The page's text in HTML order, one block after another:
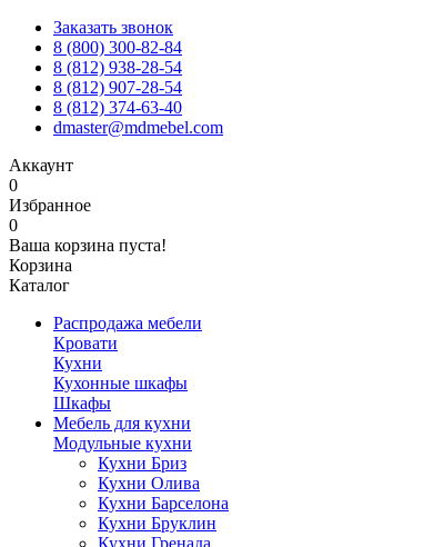
Заказать звонок
8 (800) 300-82-84
8 (812) 938-28-54
8 (812) 907-28-54
8 (812) 374-63-40
dmaster@mdmebel.com
Аккаунт
0
Избранное
0
Ваша корзина пуста!
Корзина
Каталог
Распродажа мебели
Кровати
Кухни
Кухонные шкафы
Шкафы
Мебель для кухни
Модульные кухни
Кухни Бриз
Кухни Олива
Кухни Барселона
Кухни Бруклин
Кухни Гренада